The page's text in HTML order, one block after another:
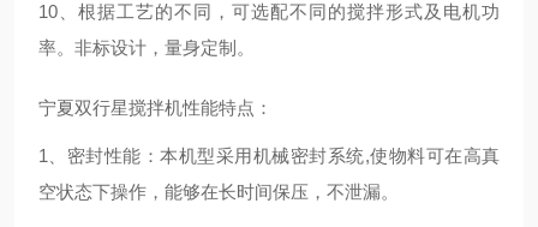
10、根据工艺的不同，可选配不同的搅拌形式及电机功
率。非标设计，量身定制。
宁夏双行星搅拌机性能特点：
1、密封性能：本机型采用机械密封系统,使物料可在高真
空状态下操作，能够在长时间保压，不泄漏。